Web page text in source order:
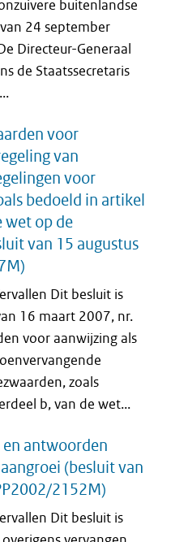
buitenlandse
24 september
Directeur-Generaal
de Staatssecretaris
voor
van
voor
bedoeld in artikel
wet op de
van 15 augustus
Dit besluit is
16 maart 2007, nr.
voor aanwijzing als
zoals
b, van de wet...
en antwoorden
(besluit van
2152M)
Dit besluit is